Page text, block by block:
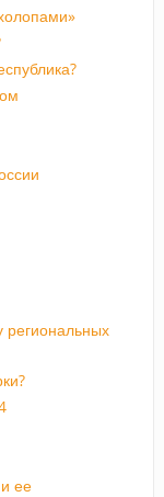
региональных
ее